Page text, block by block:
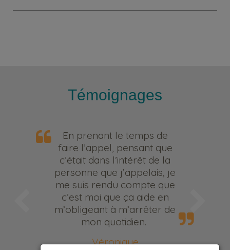
Témoignages
En prenant le temps de
faire l’appel, pensant que
c’était dans l’intérêt de la
personne que j’appelais, je
me suis rendu compte que
c’est moi que ça aide en
m’obligeant à m’arrêter de
mon quotidien.
Véronique